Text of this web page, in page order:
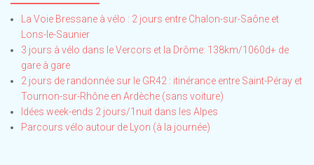
La Voie Bressane à vélo : 2 jours entre Chalon-sur-Saône et
Lons-le-Saunier
3 jours à vélo dans le Vercors et la Drôme: 138km/1060d+ de
gare à gare
2 jours de randonnée sur le GR42 : itinérance entre Saint-Péray et
Tournon-sur-Rhône en Ardèche (sans voiture)
Idées week-ends 2 jours/1nuit dans les Alpes
Parcours vélo autour de Lyon (à la journée)